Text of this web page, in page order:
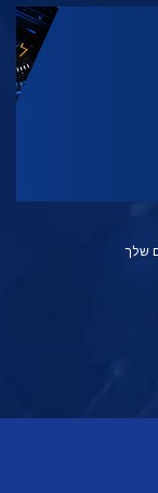
בדוק את הסדרה
שלך